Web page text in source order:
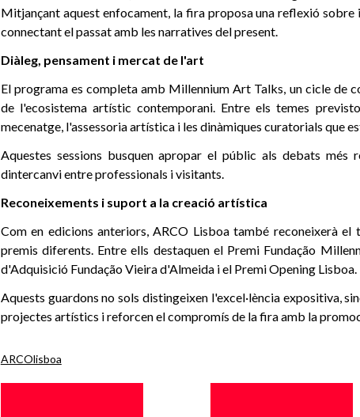
Mitjançant aquest enfocament, la fira proposa una reflexió
connectant el passat amb les narratives del present.
Diàleg, pensament i mercat de l'art
El programa es completa amb Millennium Art Talks, un cicle de
de l'ecosistema artístic contemporani. Entre els temes
mecenatge, l'assessoria artística i les dinàmiques curatorials que
Aquestes sessions busquen apropar el públic als debats més
dintercanvi entre professionals i visitants.
Reconeixements i suport a la creació artística
Com en edicions anteriors, ARCO Lisboa també reconeixerà
premis diferents. Entre ells destaquen el Premi Fundação
d'Adquisició Fundação Vieira d'Almeida i el Premi Opening Lisboa.
Aquests guardons no sols distingeixen l'excel·lència expositiva,
projectes artístics i reforcen el compromís de la fira amb la
ARCOlisboa